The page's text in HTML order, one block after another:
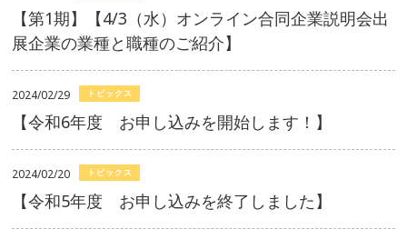
【第1期】【4/3（水）オンライン合同企業説明会出
展企業の業種と職種のご紹介】
2024/02/29 トピックス
【令和6年度 お申し込みを開始します！】
2024/02/20 トピックス
【令和5年度 お申し込みを終了しました】